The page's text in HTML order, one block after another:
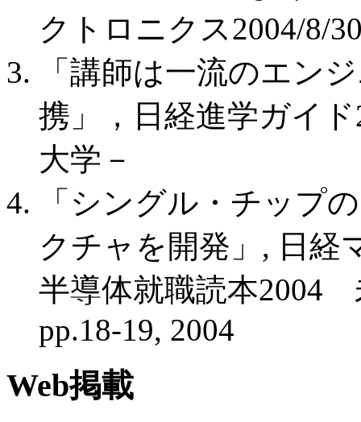
クトロニクス2004/8/
「講師は一流のエン
携」，日経進学ガイ
大学－
「シングル・チップ
クチャを開発」, 日経
半導体就職読本2004
pp.18-19, 2004
Web掲載